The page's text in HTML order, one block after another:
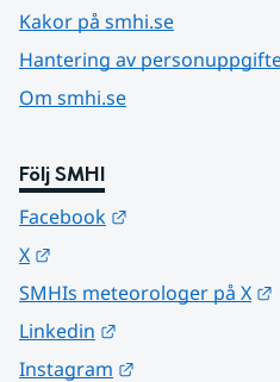
Kakor på smhi.se
Hantering av
Om smhi.se
Följ SMHI
Facebook
X
SMHIs meteorologer på X
Linkedin
Instagram